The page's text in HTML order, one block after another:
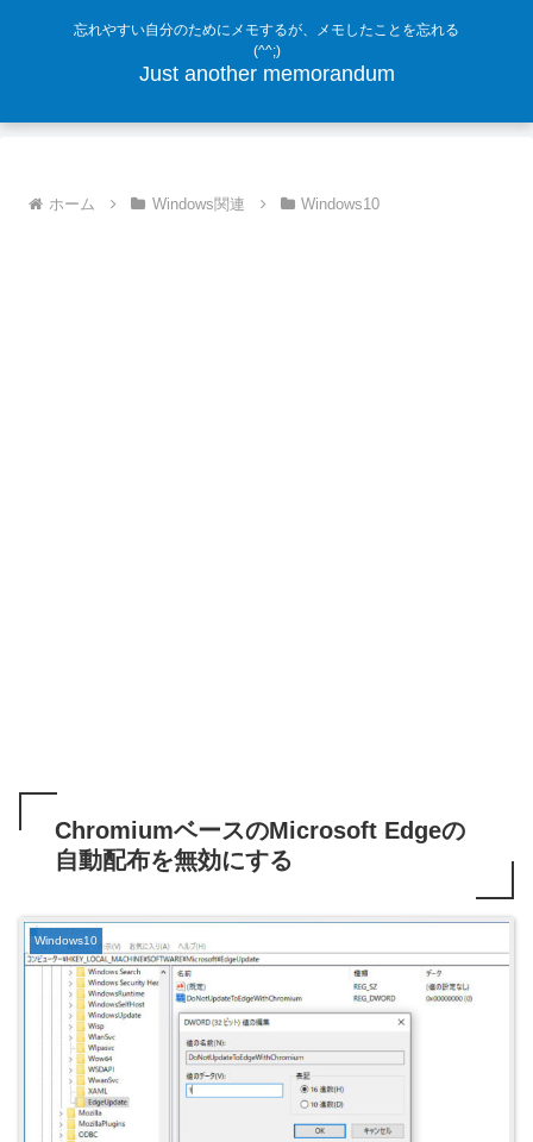
忘れやすい自分のためにメモするが、メモしたことを忘れる
(^^;)
Just another memorandum
ホーム Windows関連 Windows10
ChromiumベースのMicrosoft Edgeの
自動配布を無効にする
Windows10